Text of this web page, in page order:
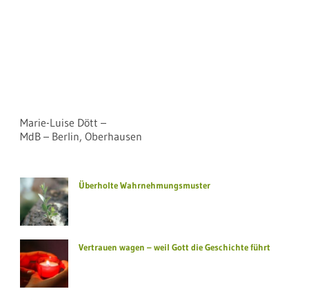
Marie-Luise Dött –
MdB – Berlin, Oberhausen
Überholte Wahrnehmungsmuster
Vertrauen wagen – weil Gott die Geschichte führt